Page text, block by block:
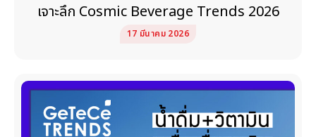
เจาะลึก Cosmic Beverage Trends 2026
17 มีนาคม 2026